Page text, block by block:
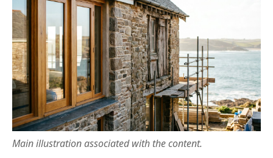
Main illustration associated with the content.